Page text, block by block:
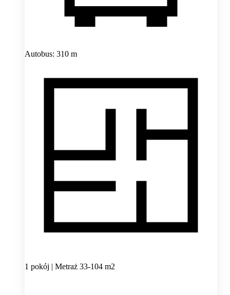
Autobus: 310 m
1 pokój | Metraż 33-104 m2